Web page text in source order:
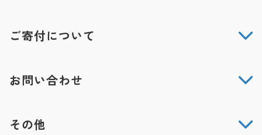
ご寄付について
お問い合わせ
その他